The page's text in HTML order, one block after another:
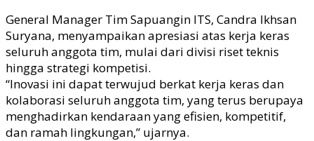
General Manager Tim Sapuangin ITS, Candra Ikhsan
Suryana, menyampaikan apresiasi atas kerja keras
seluruh anggota tim, mulai dari divisi riset teknis
hingga strategi kompetisi.
“Inovasi ini dapat terwujud berkat kerja keras dan
kolaborasi seluruh anggota tim, yang terus berupaya
menghadirkan kendaraan yang efisien, kompetitif,
dan ramah lingkungan,” ujarnya.